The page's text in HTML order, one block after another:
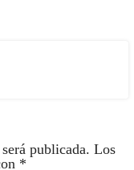
publicada. Los
*